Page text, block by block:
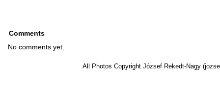
Comments
No comments yet.
All Photos Copyright József Rekedt-Nagy